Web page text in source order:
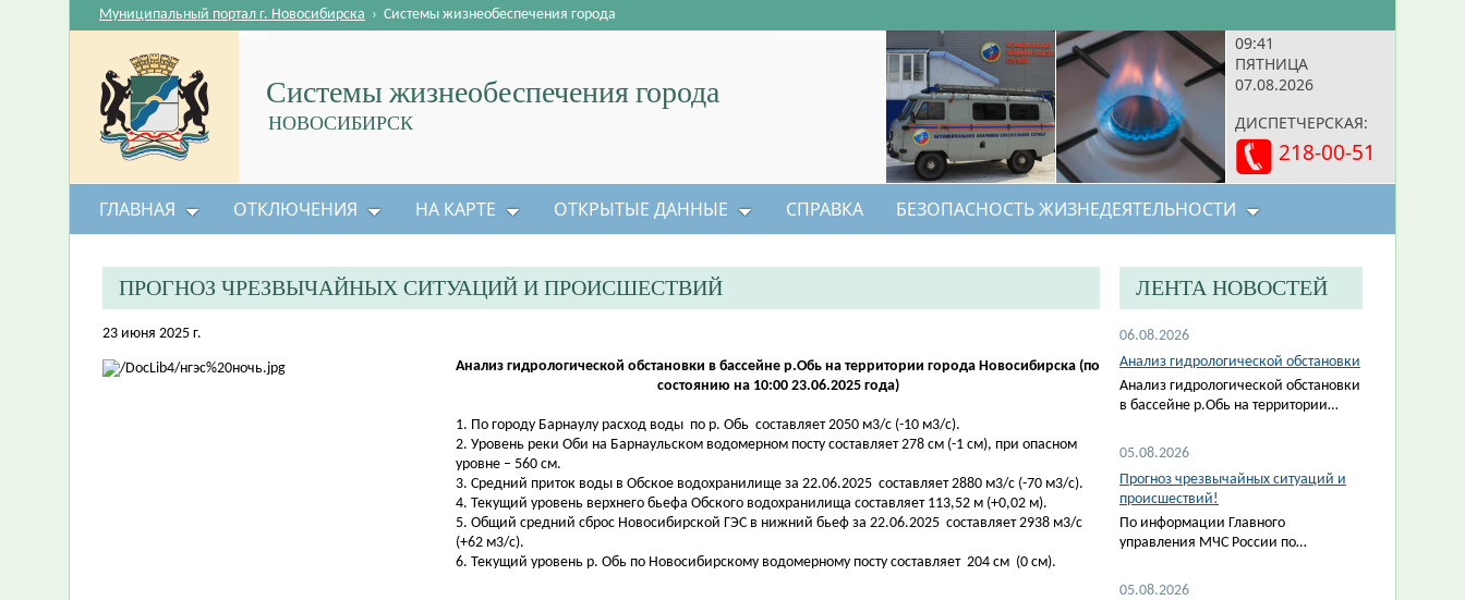
09:41
ПЯТНИЦА
07.08.2026
ДИСПЕТЧЕРСКАЯ:
218-00-51
Системы жизнеобеспечения города
НОВОСИБИРСК
Муниципальный портал г. Новосибирска › Системы жизнеобеспечения города
ГЛАВНАЯ ОТКЛЮЧЕНИЯ НА КАРТЕ ОТКРЫТЫЕ ДАННЫЕ СПРАВКА БЕЗОПАСНОСТЬ ЖИЗНЕДЕЯТЕЛЬНОСТИ
ПРОГНОЗ ЧРЕЗВЫЧАЙНЫХ СИТУАЦИЙ И ПРОИСШЕСТВИЙ
23 июня 2025 г.
Анализ гидрологической обстановки в бассейне р.Обь на территории города Новосибирска (по
состоянию на 10:00 23.06.2025 года)
1. По городу Барнаулу расход воды по р. Обь составляет 2050 м3/с (-10 м3/с).
2. Уровень реки Оби на Барнаульском водомерном посту составляет 278 см (-1 см), при опасном
уровне – 560 см.
3. Средний приток воды в Обское водохранилище за 22.06.2025 составляет 2880 м3/с (-70 м3/с).
4. Текущий уровень верхнего бьефа Обского водохранилища составляет 113,52 м (+0,02 м).
5. Общий средний сброс Новосибирской ГЭС в нижний бьеф за 22.06.2025 составляет 2938 м3/с
(+62 м3/с).
6. Текущий уровень р. Обь по Новосибирскому водомерному посту составляет 204 см (0 см).
ЛЕНТА НОВОСТЕЙ
06.08.2026
Анализ гидрологической обстановки
Анализ гидрологической обстановки
в бассейне р.Обь на территории…
05.08.2026
Прогноз чрезвычайных ситуаций и
происшествий!
По информации Главного
управления МЧС России по…
05.08.2026